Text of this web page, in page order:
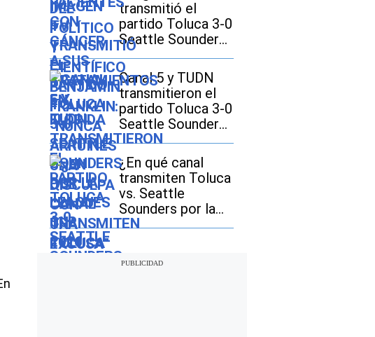
una excusa”
transmitió el
partido Toluca 3-0
Seattle Sounders
por la Leagues
Cup 2026
Canal 5 y TUDN
transmitieron el
partido Toluca 3-0
Seattle Sounders
por la Leagues
Cup 2026
¿En qué canal
transmiten Toluca
vs. Seattle
Sounders por la
Leagues Cup 2026
México?